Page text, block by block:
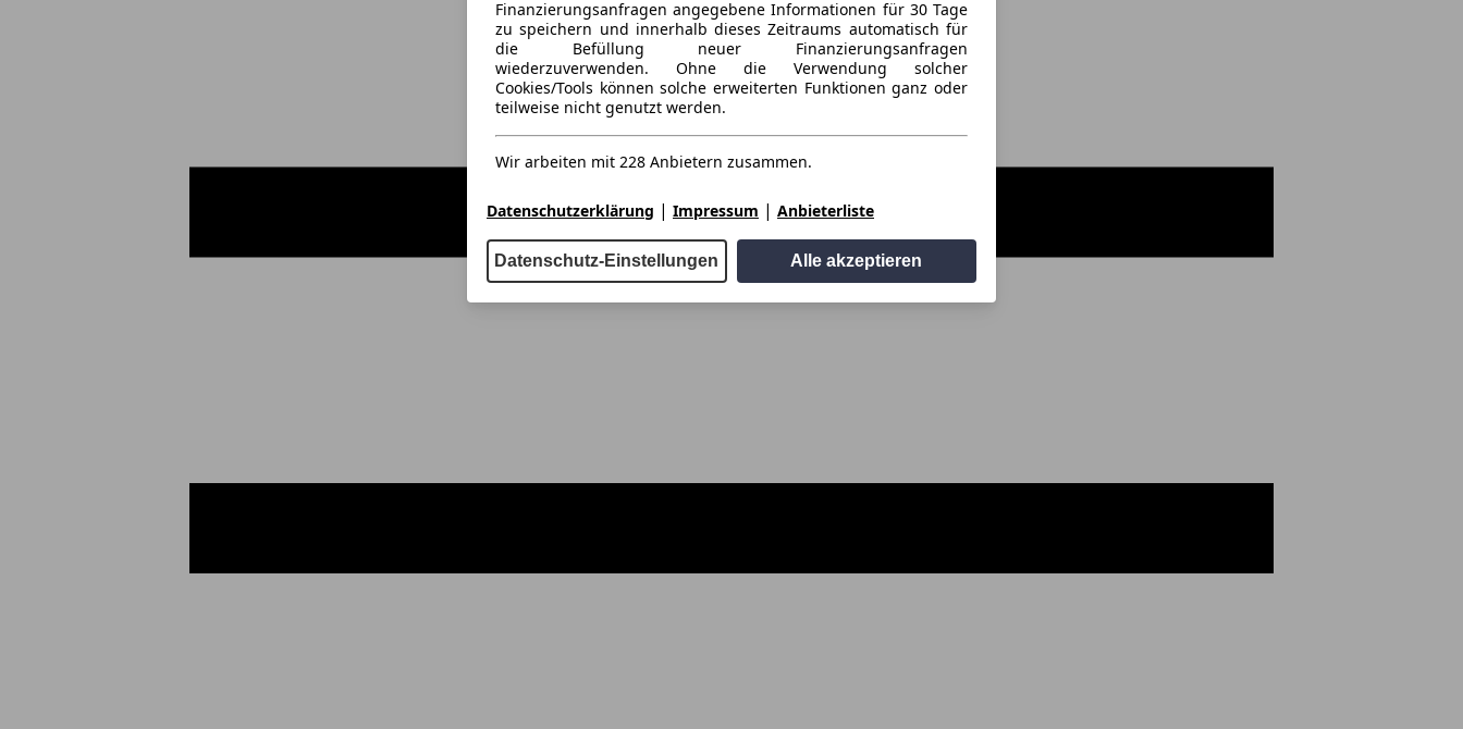
Finanzierungsanfragen angegebene Informationen für 30 Tage
zu speichern und innerhalb dieses Zeitraums automatisch für
die Befüllung neuer Finanzierungsanfragen
wiederzuverwenden. Ohne die Verwendung solcher
Cookies/Tools können solche erweiterten Funktionen ganz oder
teilweise nicht genutzt werden.
Wir arbeiten mit 228 Anbietern zusammen.
Datenschutzerklärung | Impressum | Anbieterliste
Datenschutz-Einstellungen Alle akzeptieren